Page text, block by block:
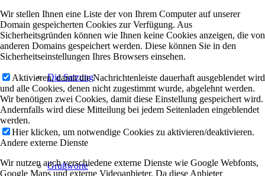
Die Satzung
Grußworte
Wir stellen Ihnen eine Liste der von Ihrem Computer auf unserer
Domain gespeicherten Cookies zur Verfügung. Aus
Sicherheitsgründen können wie Ihnen keine Cookies anzeigen, die von
anderen Domains gespeichert werden. Diese können Sie in den
Sicherheitseinstellungen Ihres Browsers einsehen.
Aktivieren, damit die Nachrichtenleiste dauerhaft ausgeblendet wird
und alle Cookies, denen nicht zugestimmt wurde, abgelehnt werden.
Wir benötigen zwei Cookies, damit diese Einstellung gespeichert wird.
Andernfalls wird diese Mitteilung bei jedem Seitenladen eingeblendet
werden.
Hier klicken, um notwendige Cookies zu aktivieren/deaktivieren.
Andere externe Dienste
Wir nutzen auch verschiedene externe Dienste wie Google Webfonts,
Google Maps und externe Videoanbieter. Da diese Anbieter